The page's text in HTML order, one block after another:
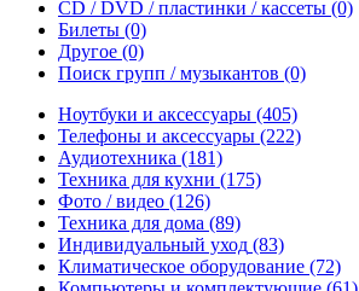
CD / DVD / пластинки / кассеты (0)
Билеты (0)
Другое (0)
Поиск групп / музыкантов (0)
Ноутбуки и аксессуары (405)
Телефоны и аксессуары (222)
Аудиотехника (181)
Техника для кухни (175)
Фото / видео (126)
Техника для дома (89)
Индивидуальный уход (83)
Климатическое оборудование (72)